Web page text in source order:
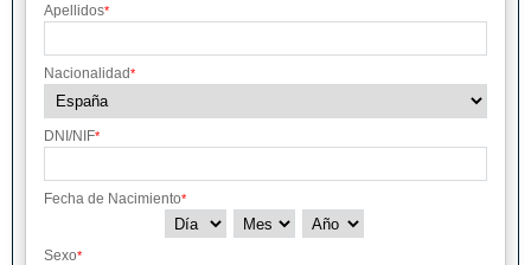
Apellidos*
Nacionalidad*
DNI/NIF*
Fecha de Nacimiento*
Sexo*